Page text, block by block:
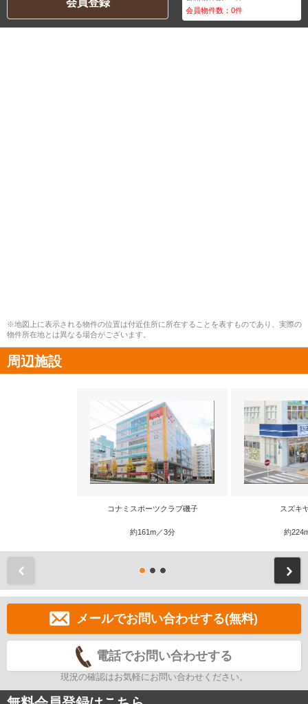
会員登録
会員物件数：0件
※地図上に表示される物件の位置は付近住所に所在することを表すものであり、実際の
物件所在地とは異なる場合がございます。
周辺施設
コナミスポーツクラブ磯子
約161m／3分
スズキ
約
メールでお問い合わせする(無料)
電話でお問い合わせする
現況の確認はお気軽にお問い合わせください。